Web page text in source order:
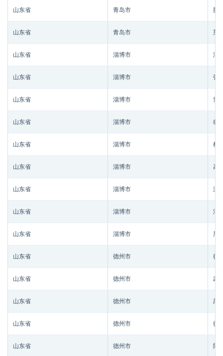
山东省 青岛市 胶
山东省 青岛市 莱
山东省 淄博市 淄
山东省 淄博市 张
山东省 淄博市 博
山东省 淄博市 临
山东省 淄博市 桓
山东省 淄博市 高
山东省 淄博市 沂
山东省 淄博市 淄
山东省 淄博市 周
山东省 德州市 德
山东省 德州市 武
山东省 德州市 禹
山东省 德州市 德
山东省 德州市 陵